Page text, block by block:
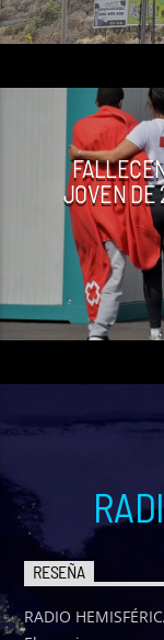
JOVEN DE
RESEÑA
RADIO